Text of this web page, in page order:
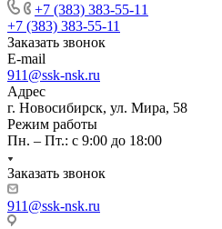
+7 (383) 383-55-11
+7 (383) 383-55-11
Заказать звонок
E-mail
911@ssk-nsk.ru
Адрес
г. Новосибирск, ул. Мира, 58
Режим работы
Пн. – Пт.: с 9:00 до 18:00
Заказать звонок
911@ssk-nsk.ru